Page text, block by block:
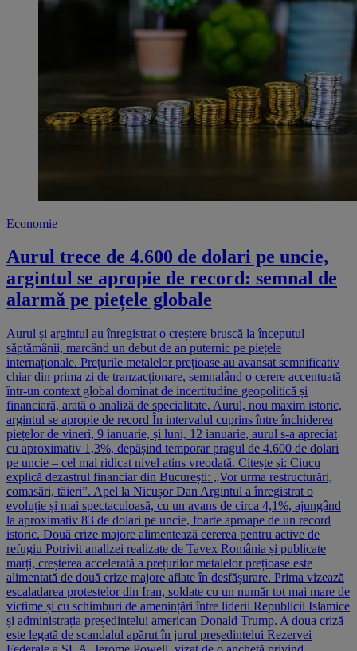
Economie
Aurul trece de 4.600 de dolari pe uncie,
argintul se apropie de record: semnal de
alarmă pe piețele globale
Aurul și argintul au înregistrat o creștere bruscă la începutul
săptămânii, marcând un debut de an puternic pe piețele
internaționale. Prețurile metalelor prețioase au avansat semnificativ
chiar din prima zi de tranzacționare, semnalând o cerere accentuată
într-un context global dominat de incertitudine geopolitică și
financiară, arată o analiză de specialitate. Aurul, nou maxim istoric,
argintul se apropie de record În intervalul cuprins între închiderea
piețelor de vineri, 9 ianuarie, și luni, 12 ianuarie, aurul s-a apreciat
cu aproximativ 1,3%, depășind temporar pragul de 4.600 de dolari
pe uncie – cel mai ridicat nivel atins vreodată. Citește și: Ciucu
explică dezastrul financiar din București: „Vor urma restructurări,
comasări, tăieri”. Apel la Nicușor Dan Argintul a înregistrat o
evoluție și mai spectaculoasă, cu un avans de circa 4,1%, ajungând
la aproximativ 83 de dolari pe uncie, foarte aproape de un record
istoric. Două crize majore alimentează cererea pentru active de
refugiu Potrivit analizei realizate de Tavex România și publicate
marți, creșterea accelerată a prețurilor metalelor prețioase este
alimentată de două crize majore aflate în desfășurare. Prima vizează
escaladarea protestelor din Iran, soldate cu un număr tot mai mare de
victime și cu schimburi de amenințări între liderii Republicii Islamice
și administrația președintelui american Donald Trump. A doua criză
este legată de scandalul apărut în jurul președintelui Rezervei